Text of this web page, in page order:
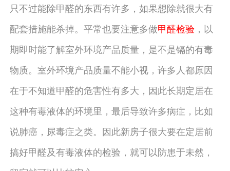
只不过能除甲醛的东西有许多，如果想除就很大有
配套措施能杀掉。平常也要注意多做甲醛检验 ，以
期即时能了解室外环境产品质量，是不是镉的有毒
物质。室外环境产品质量不能小视，许多人都原因
在于不知道甲醛的危害性有多大，因此长期定居在
这种有毒液体的环境里，最后导致许多病症，比如
说肺癌，尿毒症之类。因此新房子很大要在定居前
搞好甲醛及有毒液体的检验，就可以防患于未然，